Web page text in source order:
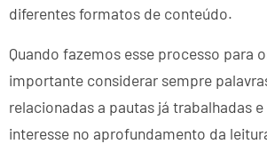
diferentes formatos de conteúdo.
Quando fazemos esse processo para
importante considerar sempre
relacionadas a pautas já trabalhadas
interesse no aprofundamento da